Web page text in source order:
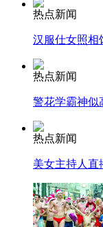
消防员救轻生
司机酒驾遇交
热点新闻
汉服仕女照相
热点新闻
警花学霸神似
热点新闻
美女主持人直